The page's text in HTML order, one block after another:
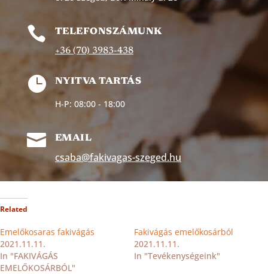

TELEFONSZÁMUNK
+36 (70) 3983-438
 NYITVA TARTÁS
H-P: 08:00 - 18:00
 EMAIL
csaba@fakivagas-szeged.hu
Related
Emelőkosaras fakivágás
2021.11.11.
In "FAKIVÁGÁS
EMELŐKOSÁRBÓL"
Fakivágás emelőkosárból
2021.11.11.
In "Tevékenységeink"